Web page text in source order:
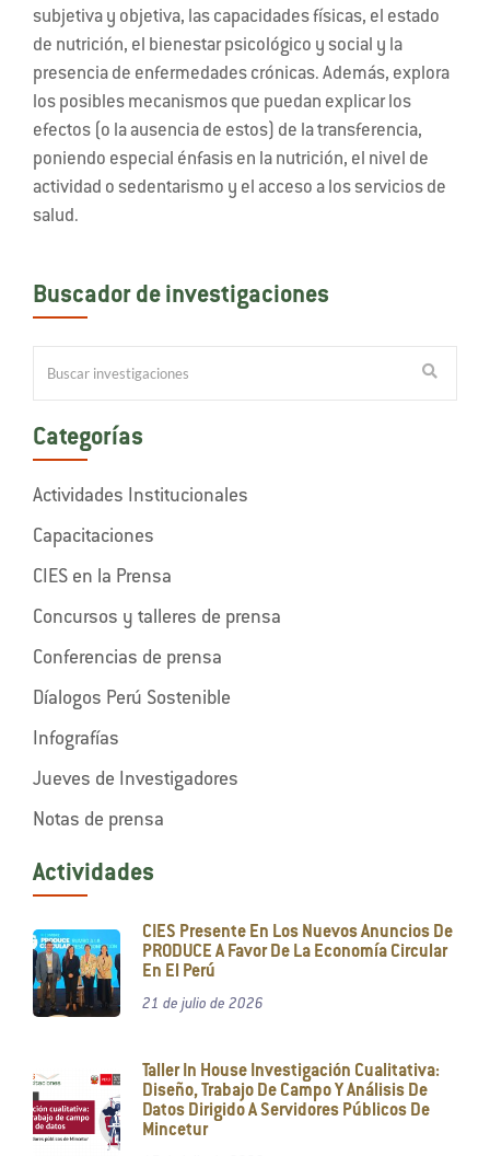
subjetiva y objetiva, las capacidades físicas, el estado
de nutrición, el bienestar psicológico y social y la
presencia de enfermedades crónicas. Además, explora
los posibles mecanismos que puedan explicar los
efectos (o la ausencia de estos) de la transferencia,
poniendo especial énfasis en la nutrición, el nivel de
actividad o sedentarismo y el acceso a los servicios de
salud.
Buscador de investigaciones
Categorías
Actividades Institucionales
Capacitaciones
CIES en la Prensa
Concursos y talleres de prensa
Conferencias de prensa
Díalogos Perú Sostenible
Infografías
Jueves de Investigadores
Notas de prensa
Actividades
CIES Presente En Los Nuevos Anuncios De
PRODUCE A Favor De La Economía Circular
En El Perú
21 de julio de 2026
Taller In House Investigación Cualitativa:
Diseño, Trabajo De Campo Y Análisis De
Datos Dirigido A Servidores Públicos De
Mincetur